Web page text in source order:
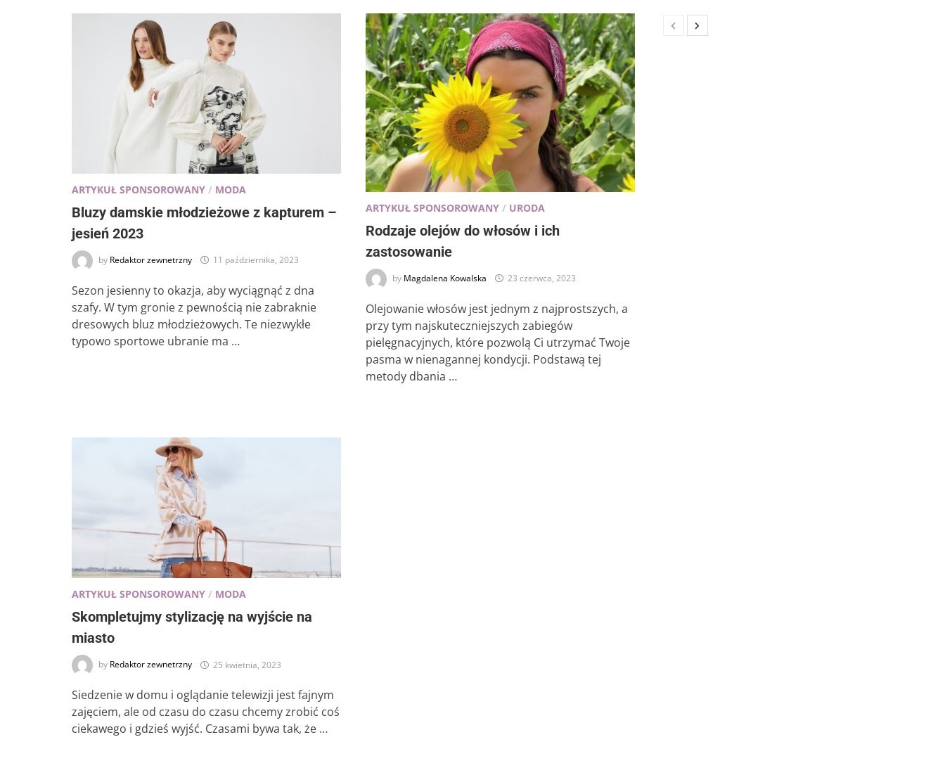
ARTYKUŁ SPONSOROWANY / MODA
Bluzy damskie młodzieżowe z kapturem –
jesień 2023
by Redaktor zewnetrzny 11 października, 2023
Sezon jesienny to okazja, aby wyciągnąć z dna
szafy. W tym gronie z pewnością nie zabraknie
dresowych bluz młodzieżowych. Te niezwykłe
typowo sportowe ubranie ma …
ARTYKUŁ SPONSOROWANY/ URODA
Rodzaje olejów do włosów i ich
zastosowanie
by Magdalena Kowalska 23 czerwca, 2023
Olejowanie włosów jest jednym z najprostszych, a
przy tym najskuteczniejszych zabiegów
pielęgnacyjnych, które pozwolą Ci utrzymać Twoje
pasma w nienagannej kondycji. Podstawą tej
metody dbania …
ARTYKUŁ SPONSOROWANY / MODA
Skompletujmy stylizację na wyjście na
miasto
by Redaktor zewnetrzny 25 kwietnia, 2023
Siedzenie w domu i oglądanie telewizji jest fajnym
zajęciem, ale od czasu do czasu chcemy zrobić coś
ciekawego i gdzieś wyjść. Czasami bywa tak, że …